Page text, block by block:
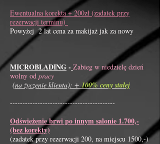
Ewentualna korekta + 200zł (zadatek przy
rezerwacji terminu)
Powyżej 2 lat cena za makijaż jak za nowy
MICROBLADING- Zabieg w niedzielę dzień
wolny od pracy
(na życzenie klienta): + 100% ceny stałej
------------------------------------------
Odświeżenie brwi po innym salonie 1.700,-
(bez korekty)
(zadatek przy rezerwacji 200, na miejscu 1500,-)